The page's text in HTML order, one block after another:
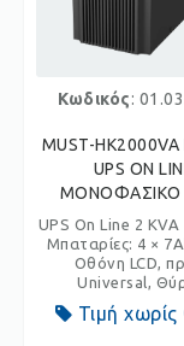
Κωδικός:
MUST-HK2000VA
UPS ON
ΜΟΝΟΦΑΣΙΚΟ
UPS On Line 2 KVA
Μπαταρίες: 4 ×
Οθόνη LCD,
Universal,
Τιμή